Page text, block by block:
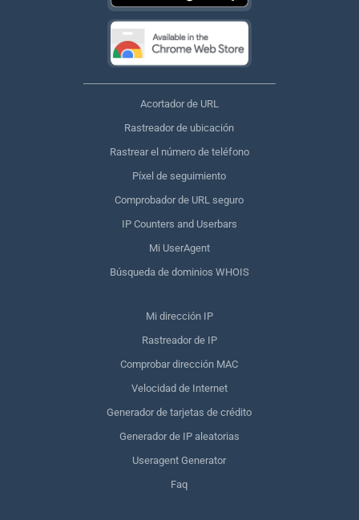
Acortador de URL
Rastreador de ubicación
Rastrear el número de teléfono
Píxel de seguimiento
Comprobador de URL seguro
IP Counters and Userbars
Mi UserAgent
Búsqueda de dominios WHOIS
Mi dirección IP
Rastreador de IP
Comprobar dirección MAC
Velocidad de Internet
Generador de tarjetas de crédito
Generador de IP aleatorias
Useragent Generator
Faq